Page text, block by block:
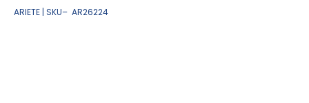
ARIETE SKU AR26224